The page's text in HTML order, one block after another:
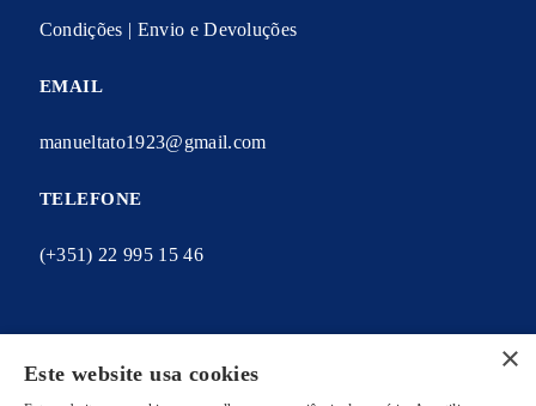
Condições | Envio e Devoluções
EMAIL
manueltato1923@gmail.com
TELEFONE
(+351) 22 995 15 46
A MINHA CONTA ×
Este website usa cookies